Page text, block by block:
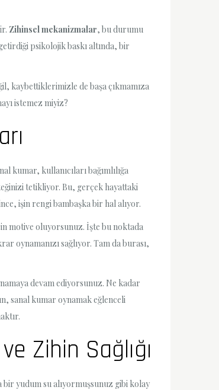
Zihinsel mekanizmalar, bu durumu
psikolojik baskı altında, bir
kaybettiklerimizle de başa çıkmamıza
istemez miyiz?
kullanıcıları bağımlılığa
tetikliyor. Bu, gerçek hayattaki
işin rengi bambaşka bir hal alıyor.
motive oluyorsunuz. İşte bu noktada
oynamanızı sağlıyor. Tam da burası,
devam ediyorsunuz. Ne kadar
sanal kumar oynamak eğlenceli
Zihin Sağlığı
bir yudum su alıyormuşsunuz gibi kolay